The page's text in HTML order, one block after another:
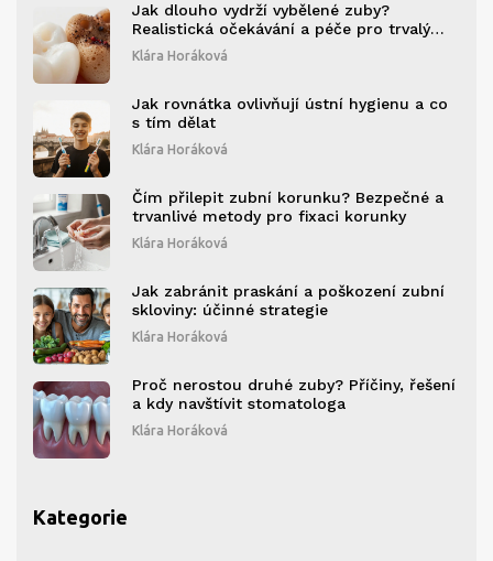
Jak dlouho vydrží vybělené zuby?
Realistická očekávání a péče pro trvalý
výsledek
Klára Horáková
Jak rovnátka ovlivňují ústní hygienu a co
s tím dělat
Klára Horáková
Čím přilepit zubní korunku? Bezpečné a
trvanlivé metody pro fixaci korunky
Klára Horáková
Jak zabránit praskání a poškození zubní
skloviny: účinné strategie
Klára Horáková
Proč nerostou druhé zuby? Příčiny, řešení
a kdy navštívit stomatologa
Klára Horáková
Kategorie